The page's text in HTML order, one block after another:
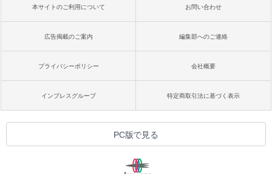
本サイトのご利用について お問い合わせ
広告掲載のご案内 編集部へのご連絡
プライバシーポリシー 会社概要
インプレスグループ 特定商取引法に基づく表示
PC版で見る